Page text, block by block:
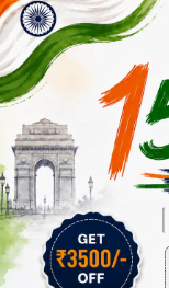
कुरुक्षेत्र :
15
To Download